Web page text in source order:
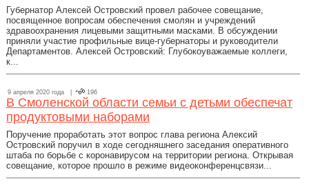
Губернатор Алексей Островский провел рабочее совещание,
посвященное вопросам обеспечения смолян и учреждений
здравоохранения лицевыми защитными масками. В обсуждении
приняли участие профильные вице-губернаторы и руководители
Департаментов. Алексей Островский: Глубокоуважаемые коллеги,
к...
9 апреля 2020 года | 196
В Смоленской области семьи с детьми обеспечат
продуктовыми наборами
Поручение проработать этот вопрос глава региона Алексий
Островский поручил в ходе сегодняшнего заседания оперативного
штаба по борьбе с коронавирусом на территории региона. Открывая
совещание, которое прошло в режиме видеоконференцсвязи...